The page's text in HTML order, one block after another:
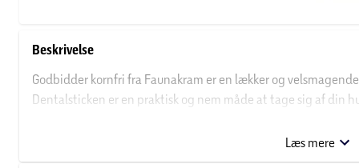
Beskrivelse
Godbidder kornfri fra Faunakram er en lækker og
Dentalsticken er en praktisk og nem måde at tage sig af din
give din hund en ny dentalstick om dagen i en hel uge. Din
elske, hvor nemt det er at tage sig af din hunds tænder og
Læs mere